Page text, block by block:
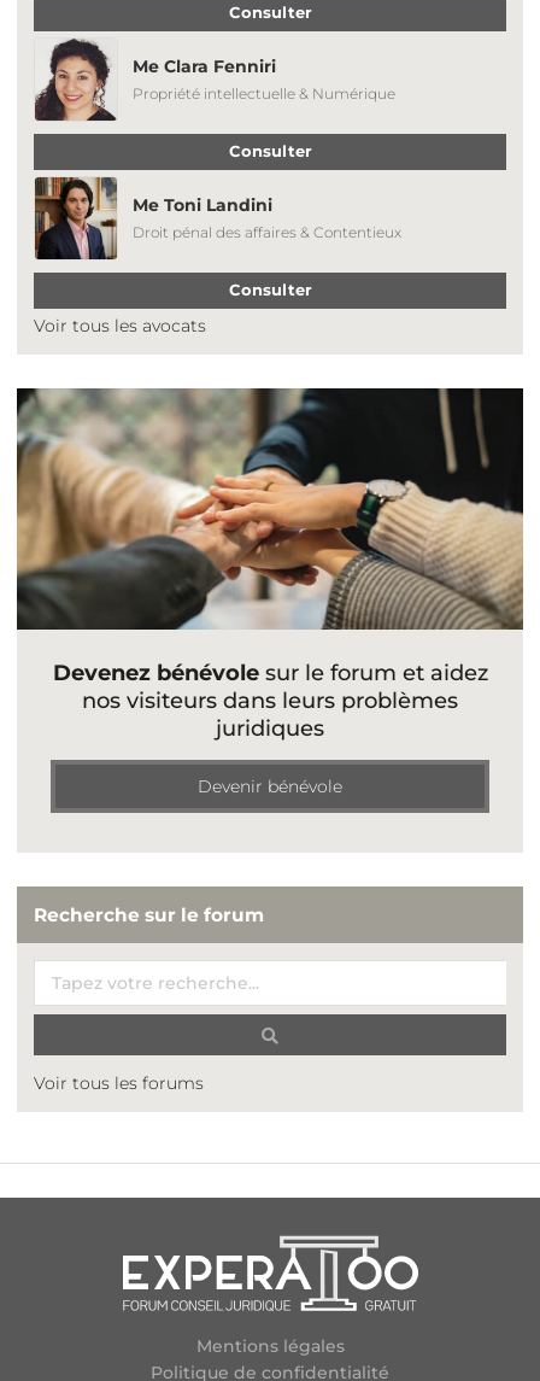
Consulter
Me Clara Fenniri
Propriété intellectuelle & Numérique
Consulter
Me Toni Landini
Droit pénal des affaires & Contentieux
Consulter
Voir tous les avocats
Devenez bénévolesur le forum et aidez
nos visiteurs dans leurs problèmes
juridiques
Devenir bénévole
Recherche sur le forum
Voir tous les forums
Mentions légales
Politique de confidentialité